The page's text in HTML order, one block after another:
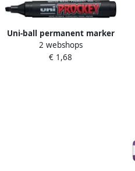
Uni-ball permanent marker
Prockey PM-126 schuine
punt large zwart
2 webshops
€ 1,68